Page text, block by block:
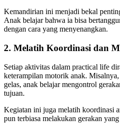
Kemandirian ini menjadi bekal
Anak belajar bahwa ia bisa
dengan cara yang menyenangkan.
2. Melatih Koordinasi dan
Setiap aktivitas dalam practical life
keterampilan motorik anak.
gelas, anak belajar mengontrol
tujuan.
Kegiatan ini juga melatih koordinasi
pun terbiasa melakukan gerakan